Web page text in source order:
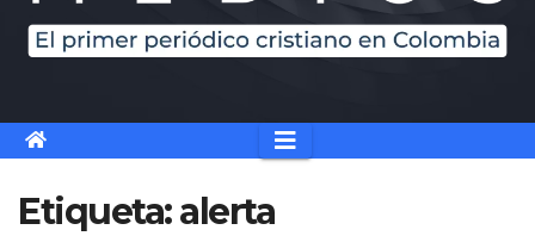
Etiqueta:alerta